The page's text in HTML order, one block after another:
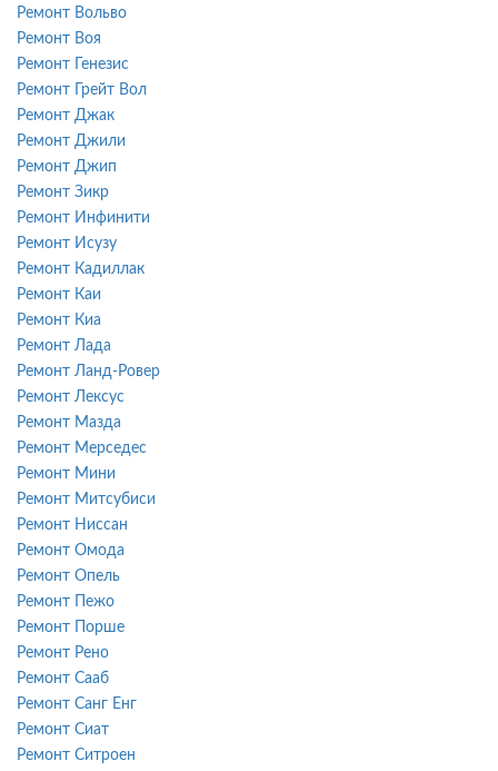
Ремонт Вольво
Ремонт Воя
Ремонт Генезис
Ремонт Грейт Вол
Ремонт Джак
Ремонт Джили
Ремонт Джип
Ремонт Зикр
Ремонт Инфинити
Ремонт Исузу
Ремонт Кадиллак
Ремонт Каи
Ремонт Киа
Ремонт Лада
Ремонт Ланд-Ровер
Ремонт Лексус
Ремонт Мазда
Ремонт Мерседес
Ремонт Мини
Ремонт Митсубиси
Ремонт Ниссан
Ремонт Омода
Ремонт Опель
Ремонт Пежо
Ремонт Порше
Ремонт Рено
Ремонт Сааб
Ремонт Санг Енг
Ремонт Сиат
Ремонт Ситроен